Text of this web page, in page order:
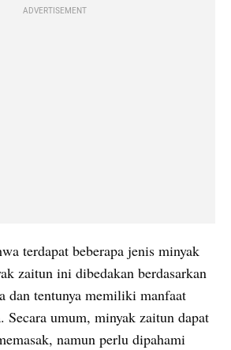
ADVERTISEMENT
terdapat beberapa jenis minyak
zaitun ini dibedakan berdasarkan
dan tentunya memiliki manfaat
Secara umum, minyak zaitun dapat
namun perlu dipahami